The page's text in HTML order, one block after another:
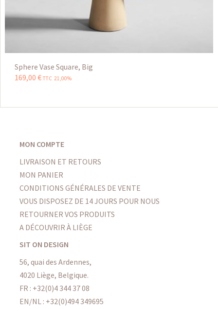
Sphere Vase Square, Big
169,00 € TTC 21,00%
MON COMPTE
LIVRAISON ET RETOURS
MON PANIER
CONDITIONS GÉNÉRALES DE VENTE
VOUS DISPOSEZ DE 14 JOURS POUR NOUS
RETOURNER VOS PRODUITS
A DÉCOUVRIR À LIÈGE
SIT ON DESIGN
56, quai des Ardennes,
4020 Liège, Belgique.
FR : +32(0)4 344 37 08
EN/NL : +32(0)494 349695